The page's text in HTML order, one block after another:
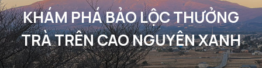
KHÁM PHÁ BẢO LỘC THƯỞNG
TRÀ TRÊN CAO NGUYÊN XANH